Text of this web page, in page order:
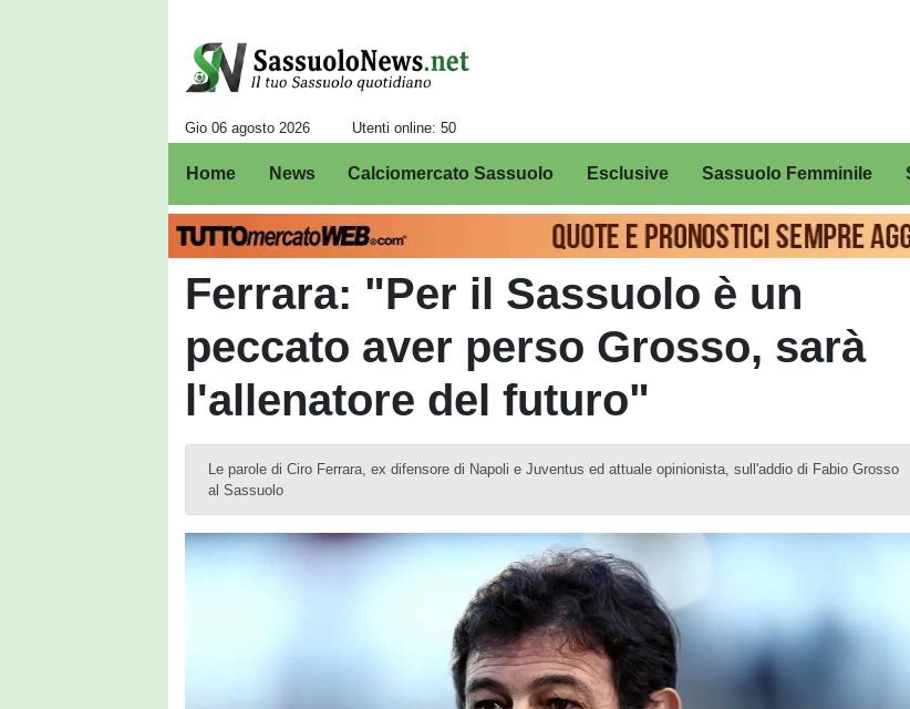
Gio 06 agosto 2026 Utenti online: 50
Home News Calciomercato Sassuolo Esclusive Sassuolo Femminile
Ferrara: "Per il Sassuolo è un
peccato aver perso Grosso, sarà
l'allenatore del futuro"
Le parole di Ciro Ferrara, ex difensore di Napoli e Juventus ed attuale opinionista, sull'addio di Fabio Grosso
al Sassuolo